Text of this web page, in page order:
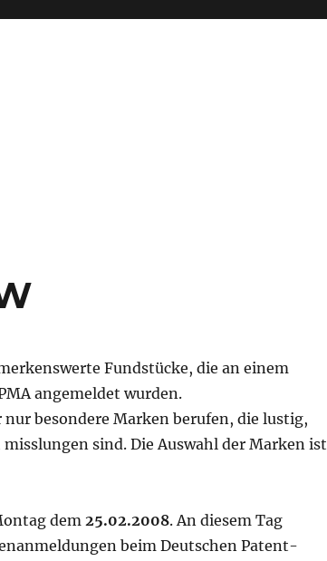
Fundstücke, die an einem
angemeldet wurden.
besondere Marken berufen, die lustig,
sind. Die Auswahl der Marken ist
dem 25.02.2008. An diesem Tag
beim Deutschen Patent-